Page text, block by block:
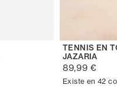
TENNIS EN
JAZARIA
89,99 €
Existe en 42